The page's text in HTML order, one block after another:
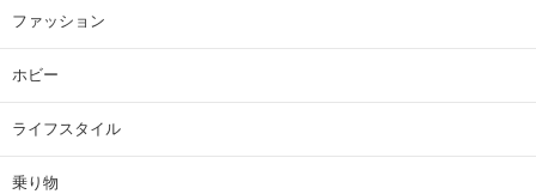
ファッション
ホビー
ライフスタイル
乗り物